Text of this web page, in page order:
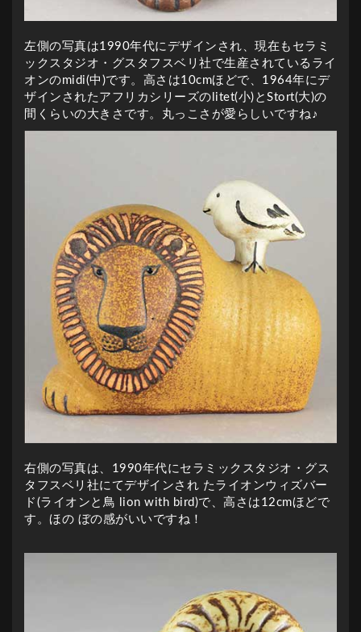
左側の写真は1990年代にデザインされ、現在もセラミ
ックスタジオ・グスタフスベリ社で生産されているライ
オンのmidi(中)です。高さは10cmほどで、1964年にデ
ザインされたアフリカシリーズのlitet(小)とStort(大)の
間くらいの大きさです。丸っこさが愛らしいですね♪
右側の写真は、1990年代にセラミックスタジオ・グス
タフスベリ社にてデザインされ たライオンウィズバー
ド(ライオンと鳥 lion with bird)で、高さは12cmほどで
す。ほの ぼの感がいいですね！